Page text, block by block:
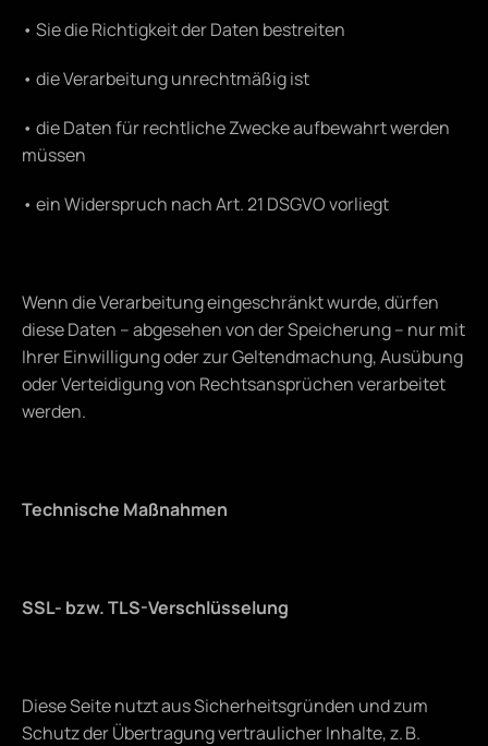
• Sie die Richtigkeit der Daten bestreiten
• die Verarbeitung unrechtmäßig ist
• die Daten für rechtliche Zwecke aufbewahrt werden
müssen
• ein Widerspruch nach Art. 21 DSGVO vorliegt
Wenn die Verarbeitung eingeschränkt wurde, dürfen
diese Daten – abgesehen von der Speicherung – nur mit
Ihrer Einwilligung oder zur Geltendmachung, Ausübung
oder Verteidigung von Rechtsansprüchen verarbeitet
werden.
Technische Maßnahmen
SSL- bzw. TLS-Verschlüsselung
Diese Seite nutzt aus Sicherheitsgründen und zum
Schutz der Übertragung vertraulicher Inhalte, z. B.